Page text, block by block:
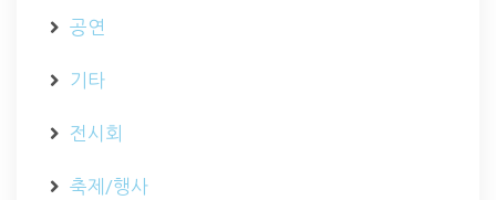
공연
기타
전시회
축제/행사